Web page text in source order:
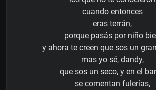
cuando entonces
eras terrán,
porque pasás por niño
y ahora te creen que sos un
mas yo sé, dandy,
que sos un seco, y en el
se comentan fulerías,